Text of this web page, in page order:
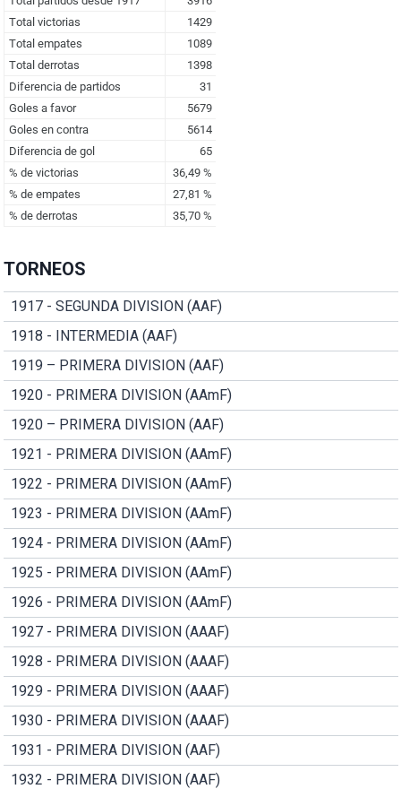
TORNEOS
1917 - SEGUNDA DIVISION (AAF)
1918 - INTERMEDIA (AAF)
1919 – PRIMERA DIVISION (AAF)
1920 - PRIMERA DIVISION (AAmF)
1920 – PRIMERA DIVISION (AAF)
1921 - PRIMERA DIVISION (AAmF)
1922 - PRIMERA DIVISION (AAmF)
1923 - PRIMERA DIVISION (AAmF)
1924 - PRIMERA DIVISION (AAmF)
1925 - PRIMERA DIVISION (AAmF)
1926 - PRIMERA DIVISION (AAmF)
1927 - PRIMERA DIVISION (AAAF)
1928 - PRIMERA DIVISION (AAAF)
1929 - PRIMERA DIVISION (AAAF)
1930 - PRIMERA DIVISION (AAAF)
1931 - PRIMERA DIVISION (AAF)
1932 - PRIMERA DIVISION (AAF)